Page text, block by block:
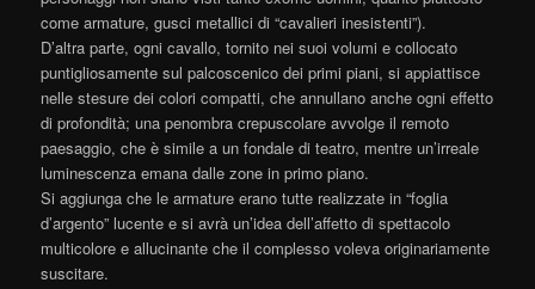
come armature, gusci metallici di “cavalieri inesistenti”).
D’altra parte, ogni cavallo, tornito nei suoi volumi e collocato
puntigliosamente sul palcoscenico dei primi piani, si appiattisce
nelle stesure dei colori compatti, che annullano anche ogni effetto
di profondità; una penombra crepuscolare avvolge il remoto
paesaggio, che è simile a un fondale di teatro, mentre un’irreale
luminescenza emana dalle zone in primo piano.
Si aggiunga che le armature erano tutte realizzate in “foglia
d’argento” lucente e si avrà un’idea dell’affetto di spettacolo
multicolore e allucinante che il complesso voleva originariamente
suscitare.